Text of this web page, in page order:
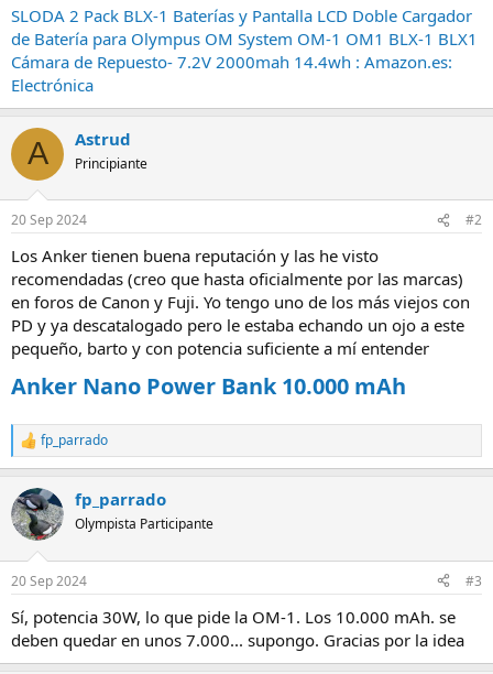
a
SLODA 2 Pack BLX-1 Baterías y Pantalla LCD Doble Cargador
de Batería para Olympus OM System OM-1 OM1 BLX-1 BLX1
Cámara de Repuesto- 7.2V 2000mah 14.4wh : Amazon.es:
Electrónica
A Astrud
Principiante
20 Sep 2024 #2
Los Anker tienen buena reputación y las he visto
recomendadas (creo que hasta oficialmente por las marcas)
en foros de Canon y Fuji. Yo tengo uno de los más viejos con
PD y ya descatalogado pero le estaba echando un ojo a este
pequeño, barto y con potencia suficiente a mí entender
Anker Nano Power Bank 10.000 mAh
R
e
c
c
i
e
s
:
fp_parrado
fp_parrado
Olympista Participante
20 Sep 2024 #3
Sí, potencia 30W, lo que pide la OM-1. Los 10.000 mAh. se
deben quedar en unos 7.000... supongo. Gracias por la idea